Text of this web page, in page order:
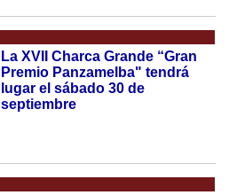
La XVII Charca Grande “Gran
Premio Panzamelba" tendrá
lugar el sábado 30 de
septiembre